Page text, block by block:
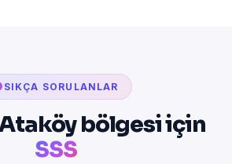
SIKÇA SORULANLAR
bölgesi için
SSS